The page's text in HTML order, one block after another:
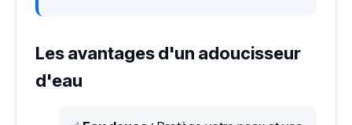
Les avantages d'un adoucisseur
d'eau